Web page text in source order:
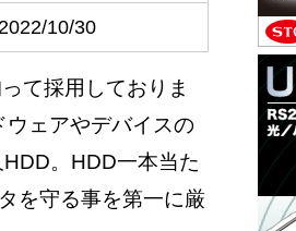
2022/10/30
て採用しておりま
ェアやデバイスの
。HDD一本当た
を守る事を第一に厳